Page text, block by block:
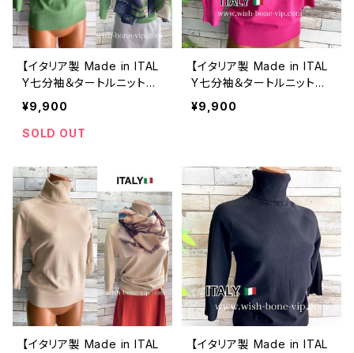
【イタリア製 Made in ITAL
Y七分袖＆タートルニットセ
ーター】肌触り良いビスコー
ス ・トップス/グリーン
¥9,900
SOLD OUT
【イタリア製 Made in ITAL
Y七分袖＆タートルニットセ
ーター】肌触り良いビスコー
ス ・トップス/ピンク
¥9,900
【イタリア製 Made in ITAL
【イタリア製 Made in ITAL